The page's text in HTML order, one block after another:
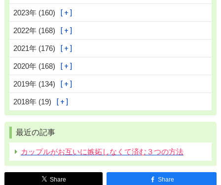
2023年 (160)
2022年 (168)
2021年 (176)
2020年 (168)
2019年 (134)
2018年 (19)
最近の記事
カップルがお互いに嫉妬しなくて済む３つの方法
Share Share